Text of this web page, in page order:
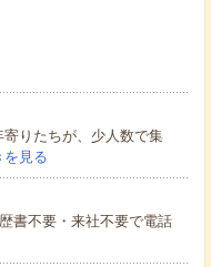
りたちが、少人数で集
を見る
書不要・来社不要で電話